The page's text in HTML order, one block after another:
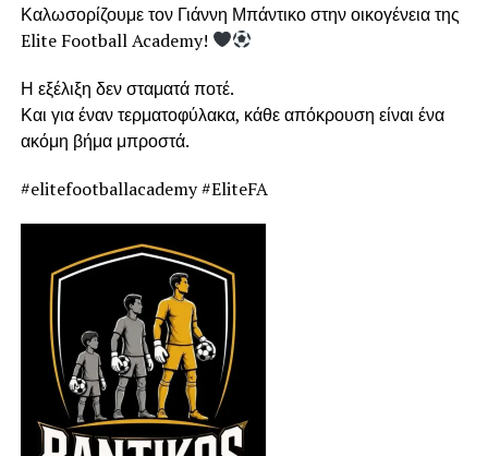
Καλωσορίζουμε τον Γιάννη Μπάντικο στην οικογένεια της
Elite Football Academy!
Η εξέλιξη δεν σταματά ποτέ.
Και για έναν τερματοφύλακα, κάθε απόκρουση είναι ένα
ακόμη βήμα μπροστά.
#elitefootballacademy #EliteFA